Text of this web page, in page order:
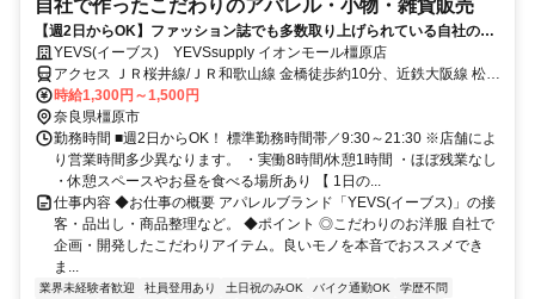
自社で作ったこだわりのアパレル・小物・雑貨販売
【週2日からOK】ファッション誌でも多数取り上げられている自社のお
洋服♪未経験OK×ノルマなし
YEVS(イーブス) YEVSsupply イオンモール橿原店
アクセス ＪＲ桜井線/ＪＲ和歌山線 金橋徒歩約10分、近鉄大阪線 松塚
徒歩約21分、近鉄南大阪線 坊城徒歩約24分
時給1,300円～1,500円
奈良県橿原市
勤務時間 ■週2日からOK！ 標準勤務時間帯／9:30～21:30 ※店舗によ
り営業時間多少異なります。 ・実働8時間/休憩1時間 ・ほぼ残業なし
・休憩スペースやお昼を食べる場所あり 【 1日の...
仕事内容 ◆お仕事の概要 アパレルブランド「YEVS(イーブス)」の接
客・品出し・商品整理など。 ◆ポイント ◎こだわりのお洋服 自社で
企画・開発したこだわりアイテム。良いモノを本音でおススメでき
ま...
業界未経験者歓迎 社員登用あり 土日祝のみOK バイク通勤OK
学歴不問